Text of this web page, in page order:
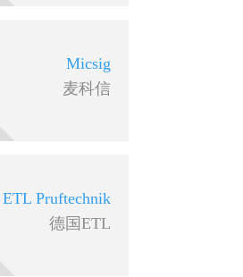
Micsig
麦科信
ETL Pruftechnik
德国ETL